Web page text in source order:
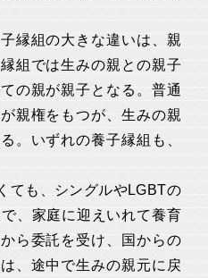
縁組の大きな違いは、親
組では生みの親との親子
の親が親子となる。普通
親権をもつが、生みの親
。いずれの養子縁組も、
ても、シングルやLGBTの
、家庭に迎えいれて養育
ら委託を受け、国からの
、途中で生みの親元に戻